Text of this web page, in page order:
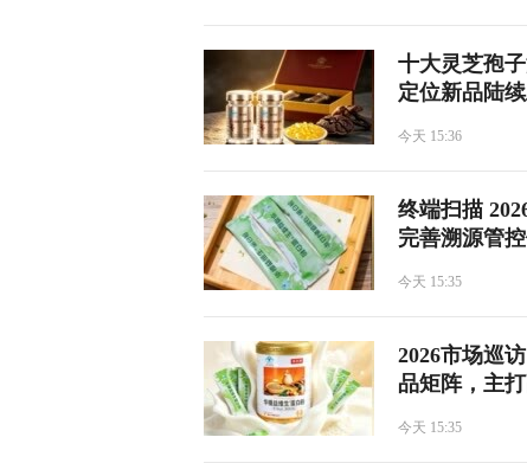
十大灵芝孢
定位新品陆
今天 15:36
终端扫描
完善溯源管
今天 15:35
​2026市场巡
品矩阵，主
今天 15:35